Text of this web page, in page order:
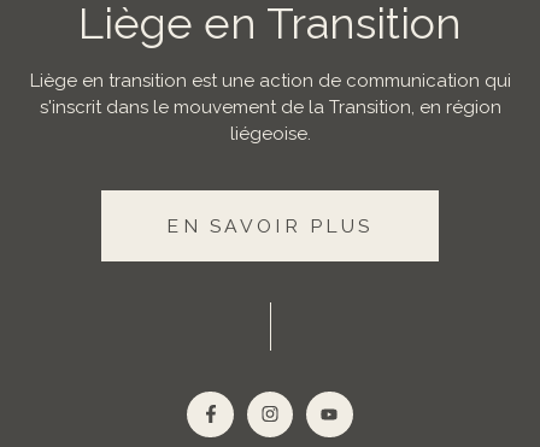
Liège en Transition
Liège en transition est une action de communication qui
s'inscrit dans le mouvement de la Transition, en région
liégeoise.
EN SAVOIR PLUS